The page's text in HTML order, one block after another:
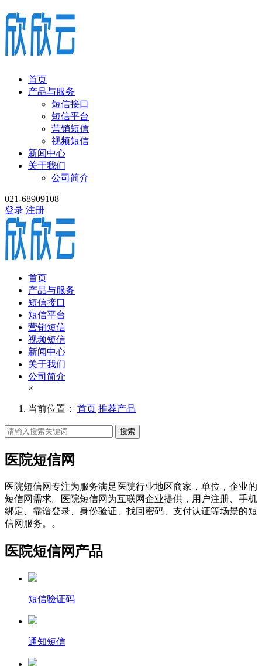
首页
产品与服务
短信接口
短信平台
营销短信
视频短信
新闻中心
关于我们
公司简介
021-68909108
登录 注册
首页
产品与服务
短信接口
短信平台
营销短信
视频短信
新闻中心
关于我们
公司简介
×
当前位置： 首页 推荐产品
搜索
医院短信网
医院短信网专注为服务满足医院行业地区商家，单位，企业的
短信网需求。医院短信网为互联网企业提供，用户注册、手机
绑定、靠谱登录、身份验证、找回密码、支付认证等场景的短
信网服务。。
医院短信网产品
短信验证码
通知短信